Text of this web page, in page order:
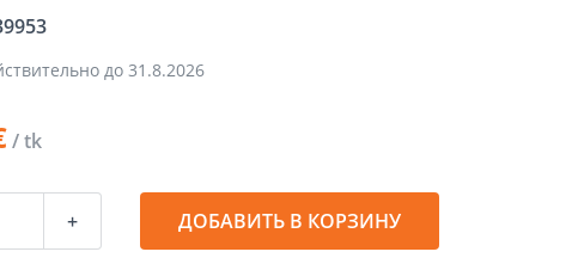
до 31.8.2026
/ tk
+ ДОБАВИТЬ В КОРЗИНУ